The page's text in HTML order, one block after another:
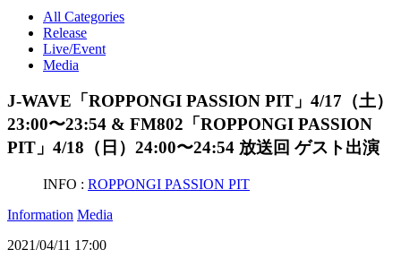
All Categories
Release
Live/Event
Media
J-WAVE「ROPPONGI PASSION PIT」4/17（土）
23:00〜23:54 & FM802「ROPPONGI PASSION
PIT」4/18（日）24:00〜24:54 放送回 ゲスト出演
INFO : ROPPONGI PASSION PIT
Information Media
2021/04/11 17:00